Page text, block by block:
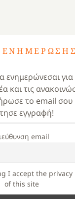
ΕΝΗΜΈΡΩΣΗΣ
ενημερώνεσαι
και τις
το email σου
εγγραφή!
email
I accept the privacy
of this site